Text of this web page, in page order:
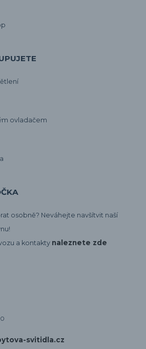
ovladačem
osobně? Neváhejte navšítvit naší
a kontakty naleznete zde
svitidla.cz